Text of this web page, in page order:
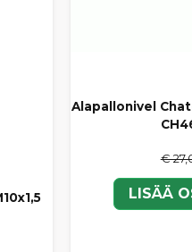
Alapallonivel
€
LISÄÄ